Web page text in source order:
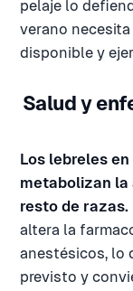
pelaje lo
verano
disponible y
Salud y
Los lebreles
metabolizan
resto de razas.
altera la
anestésicos, lo
previsto y